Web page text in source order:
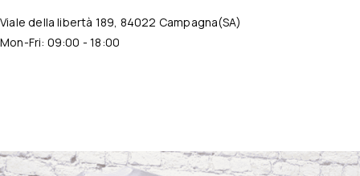
Viale della libertà 189, 84022 Campagna(SA)
Mon-Fri: 09:00 - 18:00